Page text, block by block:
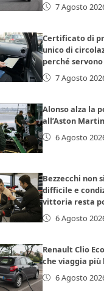
7 Agosto
Certificato di
unico di
perché servono
7 Agosto
Alonso alza la
all’Aston
6 Agosto
Bezzecchi non
difficile e
vittoria resta
6 Agosto
Renault Clio
che viaggia
6 Agosto